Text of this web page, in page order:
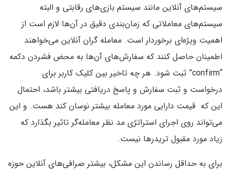
سیستم‌های آنلاین مانند سیستم بازی‌های رقابتی و البته
سیستم‌های معاملاتی که زمان‌بندی دقیق در آن‌ها لازم است از
اهمیت ویژه‌ای برخوردار است. معامله گران آنلاین می‌خواهند
اطمینان حاصل کنند که سفارش‌های آن‌ها به محض فشردن دکمه
“confirm” ثبت شود. هر چه تاخیر بین کلیک کاربر برای
درخواست و ثبت سفارش و پاسخ دریافتی بیشتر باشد، احتمال
این که قیمت دارایی مورد معامله بیشتر نوسان کند هست. و این
می‌تواند روی اجرای استراتژی مد نظر معامله‌گر تاثیر بگذارد که
زیاد مورد مقبول تریدرها نیست.
برای به حداقل رساندن این مشکل، بیشتر صرافی‌های آنلاین حوزه